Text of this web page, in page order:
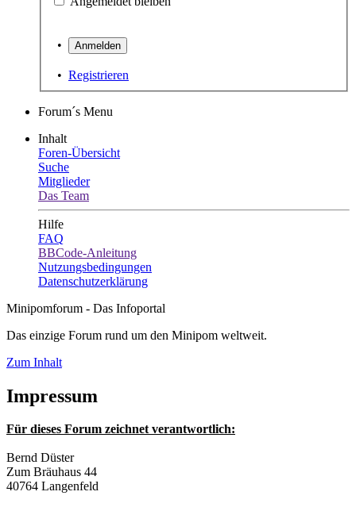
•
• Registrieren
Forum´s Menu
Inhalt
Foren-Übersicht
Suche
Mitglieder
Das Team
Hilfe
FAQ
BBCode-Anleitung
Nutzungsbedingungen
Datenschutzerklärung
Minipomforum - Das Infoportal
Das einzige Forum rund um den Minipom weltweit.
Zum Inhalt
Impressum
Für dieses Forum zeichnet verantwortlich:
Bernd Düster
Zum Bräuhaus 44
40764 Langenfeld